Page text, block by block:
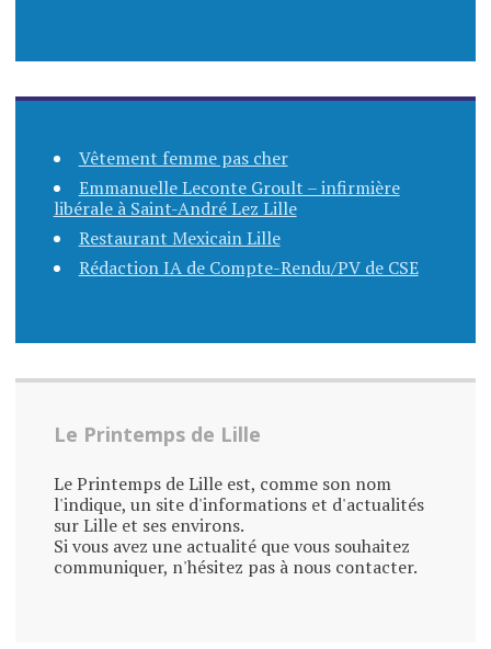
Vêtement femme pas cher
Emmanuelle Leconte Groult – infirmière
libérale à Saint-André Lez Lille
Restaurant Mexicain Lille
Rédaction IA de Compte-Rendu/PV de CSE
Le Printemps de Lille
Le Printemps de Lille est, comme son nom
l'indique, un site d'informations et d'actualités
sur Lille et ses environs.
Si vous avez une actualité que vous souhaitez
communiquer, n'hésitez pas à nous contacter.